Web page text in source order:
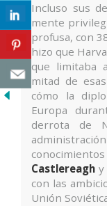
Incluso sus
mente
profusa, con
hizo que
que limitaba
mitad de
cómo la
Europa
derrota de
Castlereagh y
con las
Unión